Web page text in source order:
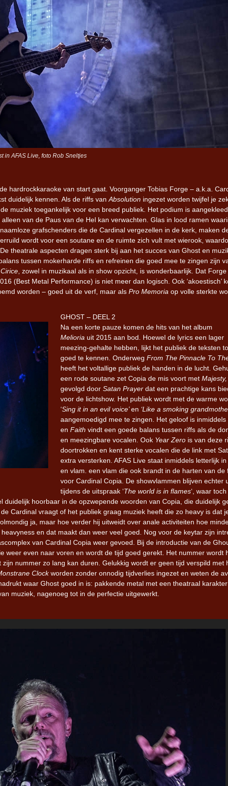
in AFAS Live, foto Rob Sneltjes
hardrockkaraoke van start gaat. Voorganger Tobias Forge – a.k.a.
duidelijk kennen. Als de riffs vanAbsolution ingezet worden twijfel je
muziek toegankelijk voor een breed publiek. Het podium is
van de Paus van de Hel kan verwachten. Glas in lood ramen
grafschenders die de Cardinal vergezellen in de kerk, maken
wordt voor een soutane en de ruimte zich vult met wierook,
theatrale aspecten dragen sterk bij aan het succes van Ghost en
tussen mokerharde riffs en refreinen die goed mee te zingen zijn
Cirice, zowel in muzikaal als in show opzicht, is wonderbaarlijk. Dat Forge
(Best Metal Performance) is niet meer dan logisch. Ook ‘akoestisch’
worden – goed uit de verf, maar als Pro Memoria op volle sterkte
GHOST – DEEL 2
Na een korte pauze komen de hits van het album
Melioria uit 2015 aan bod. Hoewel de lyrics een lager
meezing-gehalte hebben, lijkt het publiek de teksten
goed te kennen. Onderweg From The Pinnacle To
heeft het voltallige publiek de handen in de lucht.
een rode soutane zet Copia de mis voort met Majesty,
gevolgd door Satan Prayer dat een prachtige kans
voor de lichtshow. Het publiek wordt met de warme
‘Sing it in an evil voice’en ‘Like a smoking
aangemoedigd mee te zingen. Het geloof is inmiddels
en Faith vindt een goede balans tussen riffs als de
en meezingbare vocalen. Ook Year Zero is van deze
doortrokken en kent sterke vocalen die de link met
extra versterken. AFAS Live staat inmiddels letterlijk
en vlam. een vlam die ook brandt in de harten van de
voor Cardinal Copia. De showvlammen blijven echter
tijdens de uitspraak ‘The world is in flames‘, waar
duidelijk hoorbaar in de opzwepende woorden van Copia, die duidelijk
Cardinal vraagt of het publiek graag muziek heeft die zo heavy is dat
ja, maar hoe verder hij uitweidt over anale activiteiten hoe
en dat maakt dan weer veel goed. Nog voor de keytar zijn
van Cardinal Copia weer gevoed. Bij de introductie van de
weer even naar voren en wordt de tijd goed gerekt. Het nummer wordt
nummer zo lang kan duren. Gelukkig wordt er geen tijd verspild met
Clockworden zonder onnodig tijdverlies ingezet en weten de
waar Ghost goed in is: pakkende metal met een theatraal karakter
muziek, nagenoeg tot in de perfectie uitgewerkt.